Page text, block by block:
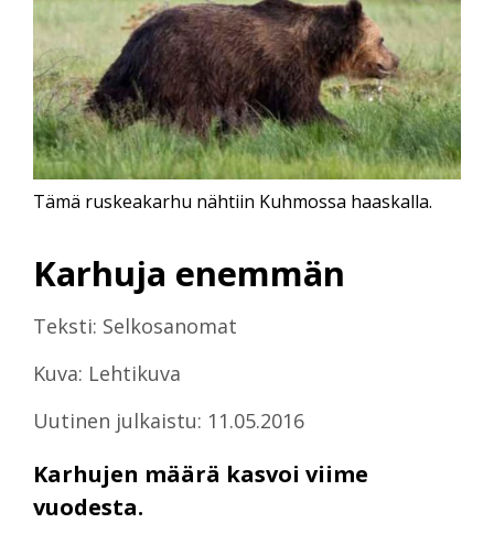
Karhuja enemmän
Teksti: Selkosanomat
Kuva: Lehtikuva
Uutinen julkaistu: 11.05.2016
Karhujen määrä kasvoi viime
vuodesta.
Tämä ruskeakarhu nähtiin Kuhmossa haaskalla.